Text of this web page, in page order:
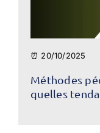
⏰ 20/10/2025
Méthodes
quelles